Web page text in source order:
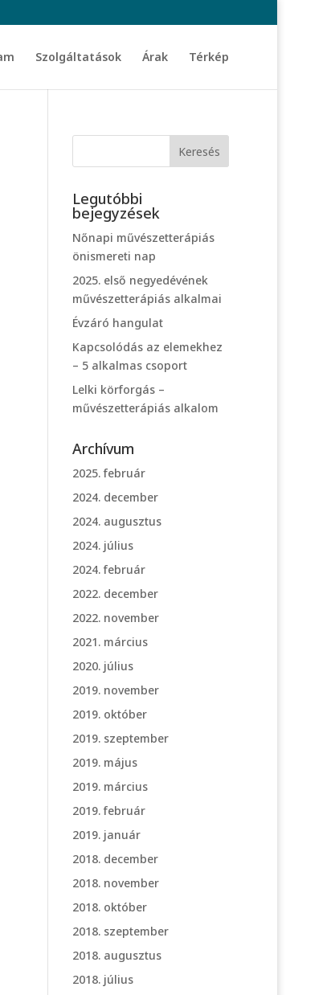
Szolgáltatások Árak Térkép
Legutóbbi
bejegyzések
Nőnapi művészetterápiás
önismereti nap
2025. első negyedévének
művészetterápiás alkalmai
Évzáró hangulat
Kapcsolódás az elemekhez
– 5 alkalmas csoport
Lelki körforgás –
művészetterápiás alkalom
Archívum
2025. február
2024. december
2024. augusztus
2024. július
2024. február
2022. december
2022. november
2021. március
2020. július
2019. november
2019. október
2019. szeptember
2019. május
2019. március
2019. február
2019. január
2018. december
2018. november
2018. október
2018. szeptember
2018. augusztus
2018. július